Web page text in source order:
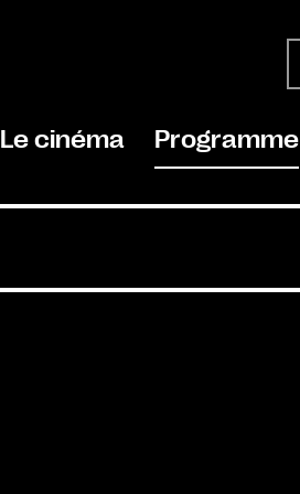
Le cinéma Programme